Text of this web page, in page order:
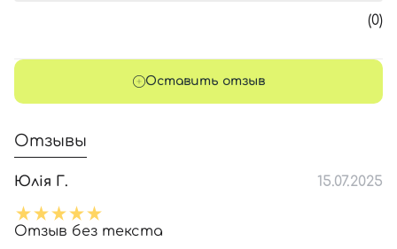
(0)
Оставить отзыв
Отзывы
Юлія Г. 15.07.2025
Отзыв без текста